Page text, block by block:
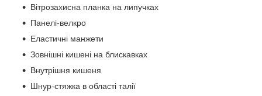
Вітрозахисна планка на липучках
Панелі-велкро
Еластичні манжети
Зовнішні кишені на блискавках
Внутрішня кишеня
Шнур-стяжка в області талії